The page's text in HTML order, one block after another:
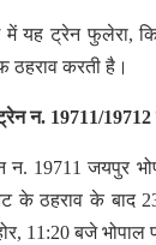
में यह ट्रेन फुलेरा,
ठहराव करती है।
न. 19711/
न. 19711 जयपुर
के ठहराव के बाद
11:20 बजे भोपाल